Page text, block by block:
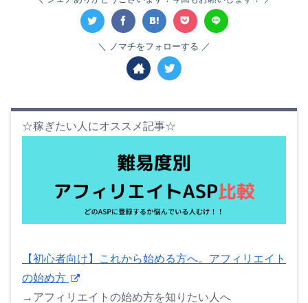
ノマチをフォローする
☆稼ぎたい人にオススメ記事☆
【初心者向け】これから始める方へ。アフィリエイト
の始め方
→アフィリエイトの始め方を知りたい人へ